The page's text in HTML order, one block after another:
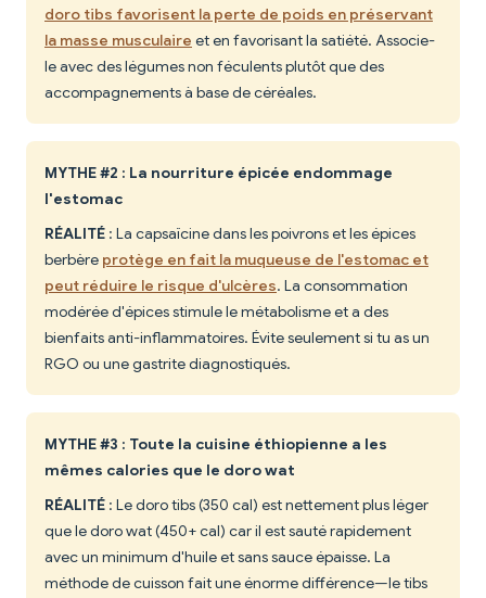
doro tibs favorisent la perte de poids en préservant
la masse musculaire et en favorisant la satiété. Associe-
le avec des légumes non féculents plutôt que des
accompagnements à base de céréales.
MYTHE #2 : La nourriture épicée endommage
l'estomac
RÉALITÉ : La capsaïcine dans les poivrons et les épices
berbère protège en fait la muqueuse de l'estomac et
peut réduire le risque d'ulcères. La consommation
modérée d'épices stimule le métabolisme et a des
bienfaits anti-inflammatoires. Évite seulement si tu as un
RGO ou une gastrite diagnostiqués.
MYTHE #3 : Toute la cuisine éthiopienne a les
mêmes calories que le doro wat
RÉALITÉ : Le doro tibs (350 cal) est nettement plus léger
que le doro wat (450+ cal) car il est sauté rapidement
avec un minimum d'huile et sans sauce épaisse. La
méthode de cuisson fait une énorme différence—le tibs